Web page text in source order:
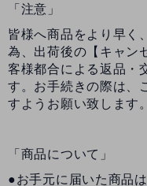
「注意」
皆様へ商品をより早く
為、出荷後の【キャン
客様都合による返品・
す。お手続きの際は、
すようお願い致します。
「商品について」
●お手元に届いた商品